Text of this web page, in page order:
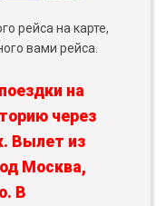
рейса на карте,
вами рейса.
на
через
Вылет из
Москва,
В